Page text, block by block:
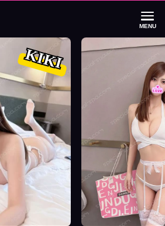
MENU
照片展示與影片介紹
KIKI